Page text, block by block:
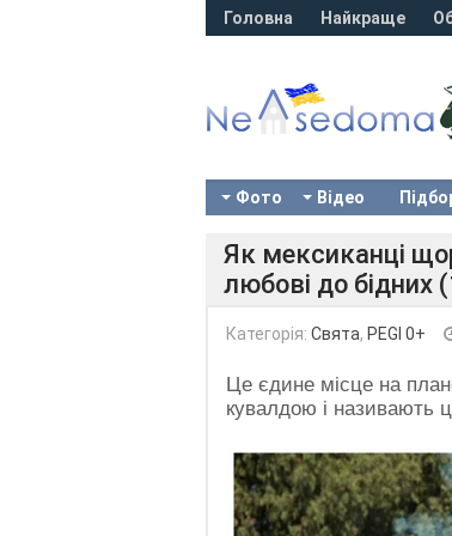
Головна Найкраще
Фото Відео
Як мексиканці
любові до бідних
Категорія: Свята, PEGI 0+
Це єдине місце на
кувалдою і називають